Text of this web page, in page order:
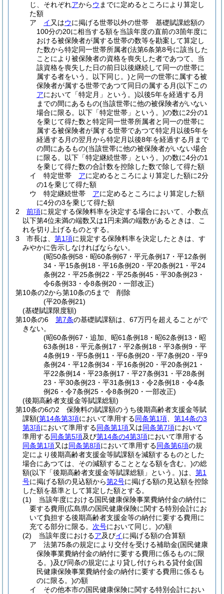
じ、それぞれアからウ までに定めるところにより算定し
た額
ア
イ 又はウに掲げる世帯以外の世帯 基礎賦課総額の
100分の20に相当する額を当該年度の直前の3箇年度に
おける被保険者が属する世帯の数等を勘案して算定し
た数から特定同一世帯所属者(法第6条第8号に該当した
ことにより被保険者の資格を喪失した者であつて、当
該資格を喪失した日の前日以後継続して同一の世帯に
属する者をいう。以下同じ。)と同一の世帯に属する被
保険者が属する世帯であつて同日の属する月(以下この
アにおいて「特定月」という。)以後5年を経過する月
までの間にあるもの(当該世帯に他の被保険者がいない
場合に限る。以下「特定世帯」という。)の数に2分の1
を乗じて得た数と特定同一世帯所属者と同一の世帯に
属する被保険者が属する世帯であつて特定月以後5年を
経過する月の翌月から特定月以後8年を経過する月まで
の間にあるもの(当該世帯に他の被保険者がいない場合
に限る。以下「特定継続世帯」という。)の数に4分の1
を乗じて得た数の合計数を控除した数で除して得た額
イ
特定世帯 アに定めるところにより算定した額に2分
の1を乗じて得た額
ウ
特定継続世帯 アに定めるところにより算定した額
に4分の3を乗じて得た額
2
前項に規定する保険料率を決定する場合において、小数点
以下第4位未満の端数又は1円未満の端数があるときは、こ
れを切り上げるものとする。
3
市長は、 第1項に規定する保険料率を決定したときは、す
みやかに告示しなければならない。
(昭50条例58・昭60条例67・平元条例17・平12条例
34・平15条例18・平16条例20・平20条例21・平24
条例22・平25条例22・平25条例45・平30条例23・
令6条例33・令8条例20・一部改正)
第10条の2から第10条の5まで
削除
(平20条例21)
(基礎賦課限度額)
第10条の6
第7条の基礎賦課額は、67万円を超えることがで
きない。
(昭60条例67・追加、昭61条例18・昭62条例13・昭
63条例18・平元条例17・平2条例18・平3条例9・平
4条例19・平5条例11・平6条例20・平7条例20・平9
条例24・平12条例34・平16条例20・平20条例21・
平22条例14・平23条例17・平27条例31・平28条例
23・平30条例23・平31条例13・令2条例18・令4条
例26・令7条例25・令8条例20・一部改正)
(後期高齢者支援金等賦課総額)
第10条の6の2
保険料の賦課額のうち後期高齢者支援金等賦
課額(第14条第3項において準用する同条第1項
第14条の3
第3項において準用する同条第1項又は同条第7項において
準用する同条第5項及び第14条の4第3項において準用する
同条第1項又は同条第8項において準用する同条第6項の規
定により後期高齢者支援金等賦課額を減額するものとした
場合にあつては、その減額することとなる額を含む。)の総
額(以下「後期高齢者支援金等賦課総額」という。)は、 第1
号に掲げる額の見込額から第2号に掲げる額の見込額を控除
した額を基準として算定した額とする。
(1)
当該年度における国民健康保険事業費納付金の納付に
要する費用(広島県の国民健康保険に関する特別会計にお
いて負担する後期高齢者支援金等の納付に要する費用に
充てる部分に限る。 次号において同じ。)の額
(2)
当該年度におけるア及びイに掲げる額の合算額
ア
法第75条の規定により交付を受ける補助金(国民健康
保険事業費納付金の納付に要する費用に係るものに限
る。)及び同条の規定により貸し付けられる貸付金(国
民健康保険事業費納付金の納付に要する費用に係るも
のに限る。)の額
イ
その他本市の国民健康保険に関する特別会計におい